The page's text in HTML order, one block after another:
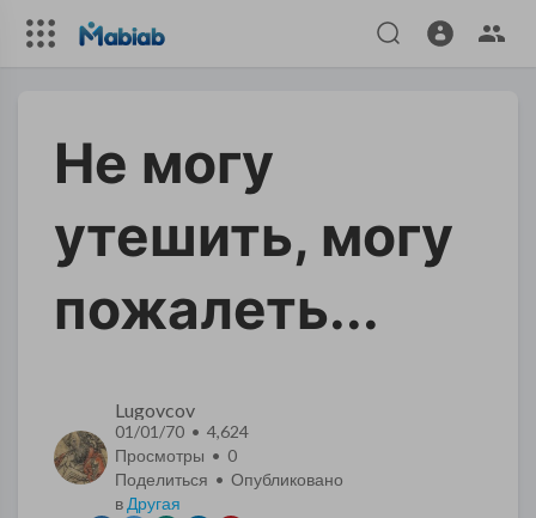
Не могу
утешить, могу
пожалеть...
Lugovcov
01/01/70 • 4,624
Просмотры • 0
Поделиться • Опубликовано
в Другая